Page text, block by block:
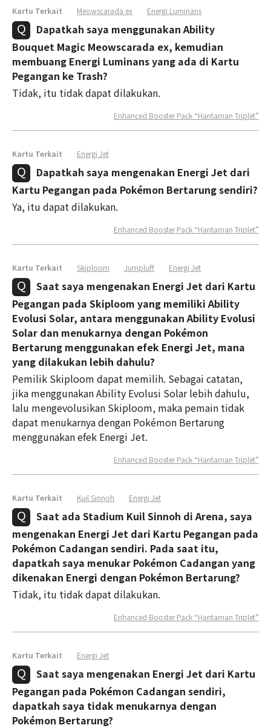
Kartu Terkait Meowscarada ex Energi Luminans
Dapatkah saya menggunakan Ability
Bouquet Magic Meowscarada ex, kemudian
membuang Energi Luminans yang ada di Kartu
Pegangan ke Trash?
Tidak, itu tidak dapat dilakukan.
Enhanced Booster Pack “Hantaman Triplet”
Kartu Terkait Energi Jet
Dapatkah saya mengenakan Energi Jet dari
Kartu Pegangan pada Pokémon Bertarung sendiri?
Ya, itu dapat dilakukan.
Enhanced Booster Pack “Hantaman Triplet”
Kartu Terkait Skiploom Jumpluff Energi Jet
Saat saya mengenakan Energi Jet dari Kartu
Pegangan pada Skiploom yang memiliki Ability
Evolusi Solar, antara menggunakan Ability Evolusi
Solar dan menukarnya dengan Pokémon
Bertarung menggunakan efek Energi Jet, mana
yang dilakukan lebih dahulu?
Pemilik Skiploom dapat memilih. Sebagai catatan,
jika menggunakan Ability Evolusi Solar lebih dahulu,
lalu mengevolusikan Skiploom, maka pemain tidak
dapat menukarnya dengan Pokémon Bertarung
menggunakan efek Energi Jet.
Enhanced Booster Pack “Hantaman Triplet”
Kartu Terkait Kuil Sinnoh Energi Jet
Saat ada Stadium Kuil Sinnoh di Arena, saya
mengenakan Energi Jet dari Kartu Pegangan pada
Pokémon Cadangan sendiri. Pada saat itu,
dapatkah saya menukar Pokémon Cadangan yang
dikenakan Energi dengan Pokémon Bertarung?
Tidak, itu tidak dapat dilakukan.
Enhanced Booster Pack “Hantaman Triplet”
Kartu Terkait Energi Jet
Saat saya mengenakan Energi Jet dari Kartu
Pegangan pada Pokémon Cadangan sendiri,
dapatkah saya tidak menukarnya dengan
Pokémon Bertarung?